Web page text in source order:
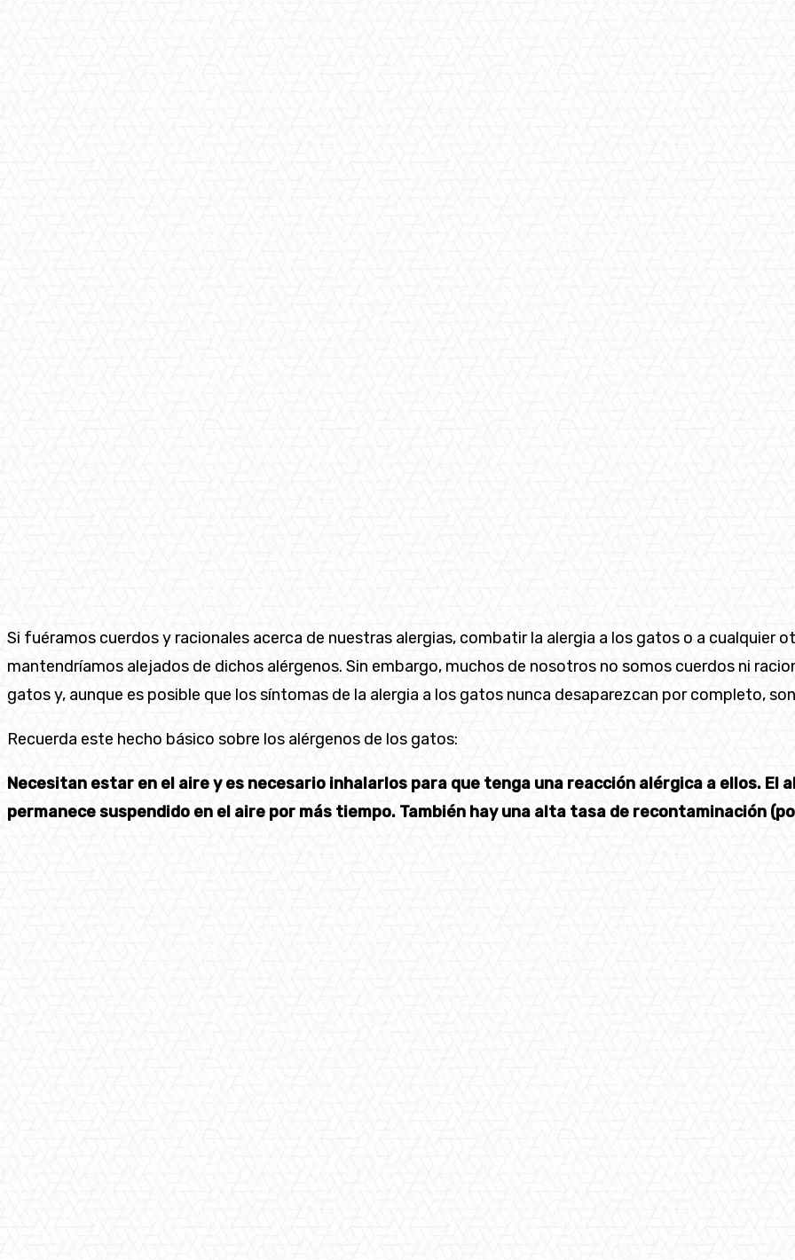
Si fuéramos cuerdos y racionales acerca de nuestras alergias, combatir la alergia a los gatos o a cualquier
mantendríamos alejados de dichos alérgenos. Sin embargo, muchos de nosotros no somos cuerdos ni
gatos y, aunque es posible que los síntomas de la alergia a los gatos nunca desaparezcan por completo,
Recuerda este hecho básico sobre los alérgenos de los gatos:
Necesitan estar en el aire y es necesario inhalarlos para que tenga una reacción alérgica a ellos. El
permanece suspendido en el aire por más tiempo. También hay una alta tasa de recontaminación